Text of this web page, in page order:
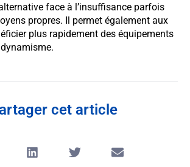
face à l’insuffisance parfois
propres. Il permet également aux
plus rapidement des équipements
cet article